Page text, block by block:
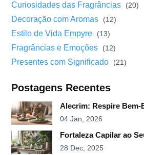
Curiosidades das Fragrâncias (20)
Decoração com Aromas (12)
Estilo de Vida Empyre (13)
Fragrâncias e Emoções (12)
Presentes com Significado (21)
Postagens Recentes
Alecrim: Respire Bem-
04 Jan, 2026
Fortaleza Capilar ao
28 Dec, 2025